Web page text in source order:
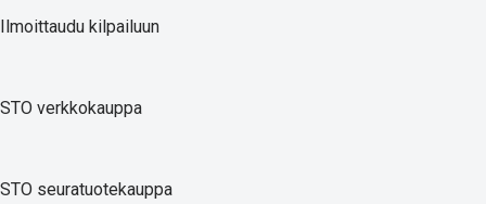
Ilmoittaudu kilpailuun
STO verkkokauppa
STO seuratuotekauppa